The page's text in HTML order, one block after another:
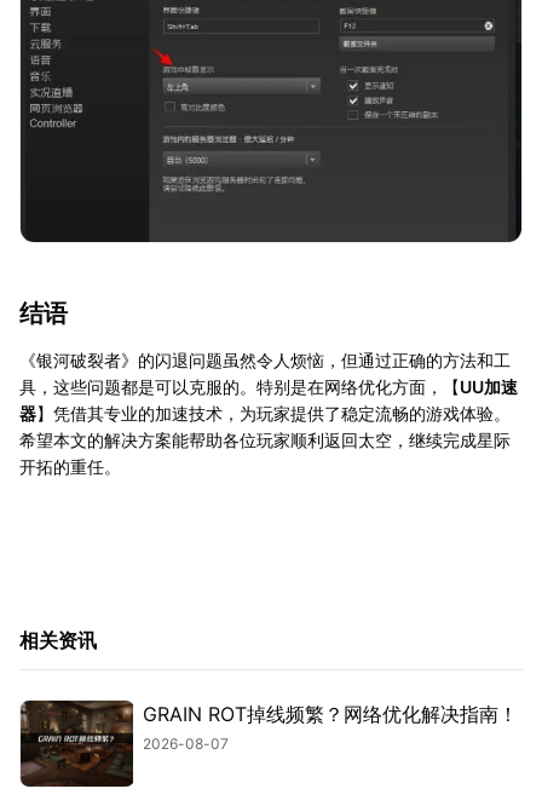
结语
《银河破裂者》的闪退问题虽然令人烦恼，但通过正确的方法和工
具，这些问题都是可以克服的。特别是在网络优化方面，【UU加速
器】凭借其专业的加速技术，为玩家提供了稳定流畅的游戏体验。
希望本文的解决方案能帮助各位玩家顺利返回太空，继续完成星际
开拓的重任。
相关资讯
GRAIN ROT掉线频繁？网络优化解决指南！
2026-08-07